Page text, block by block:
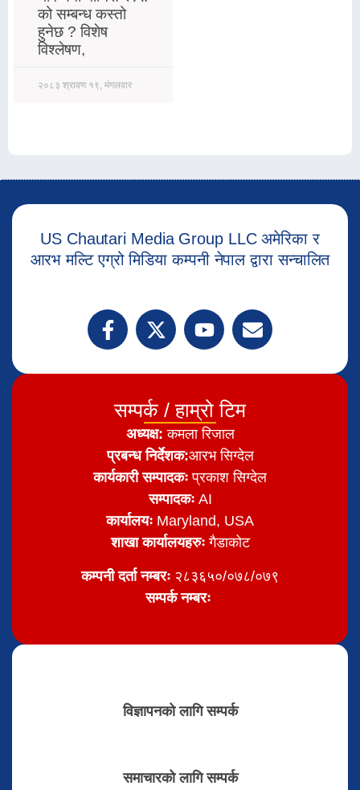
को सम्बन्ध कस्तो
हुनेछ ? विशेष
विश्लेषण,
२०८३ श्रावण १९, मंगलवार
US Chautari Media Group LLC अमेरिका र
आरभ मल्टि एग्रो मिडिया कम्पनी नेपाल द्वारा सन्चालित
सम्पर्क / हाम्रो टिम
अध्यक्ष:कमला रिजाल
प्रबन्ध निर्देशक:आरभ सिग्देल
कार्यकारी सम्पादकः प्रकाश सिग्देल
सम्पादकःAI
कार्यालयः Maryland, USA
शाखा कार्यालयहरुःगैडाकोट
कम्पनी दर्ता नम्बरः २८३६५०/०७८/०७९
सम्पर्क नम्बरः
विज्ञापनको लागि सम्पर्क
समाचारको लागि सम्पर्क